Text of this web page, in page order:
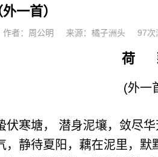
一首）
作者：周公明 来源：橘子洲头 97次
荷
(外一
寒塘， 潜身泥壤，敛尽华
，静待夏阳，藕在泥里，默